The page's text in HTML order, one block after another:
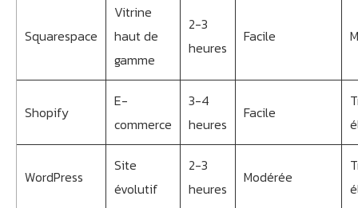
Squarespace
Vitrine
haut de
gamme
2-3
heures
Facile
Shopify
E-
commerce
3-4
heures
Facile
WordPress
Site
évolutif
2-3
heures
Modérée